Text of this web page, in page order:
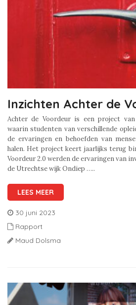
Inzichten Achter de
Achter de Voordeur is een project
waarin studenten van verschillende
de ervaringen en behoefden van
halen. Het project keert jaarlijks terug
Voordeur 2.0 werden de ervaringen van
de Utrechtse wijk Ondiep …..
LEES MEER
30 juni 2023
Rapport
Maud Dolsma